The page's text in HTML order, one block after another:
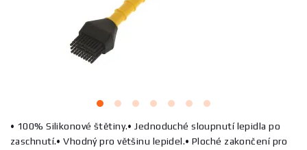
• 100% Silikonové štětiny.• Jednoduché sloupnutí lepidla po
zaschnutí.• Vhodný pro většinu lepidel.• Ploché zakončení pro